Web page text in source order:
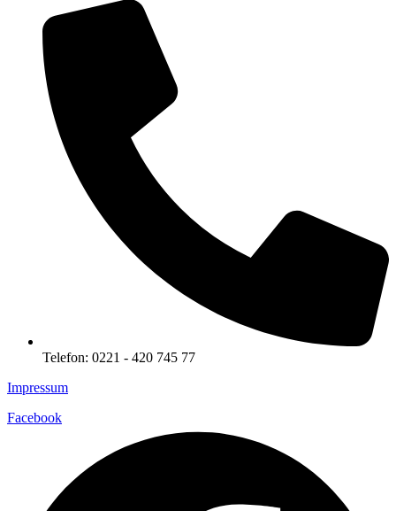
Telefon: 0221 - 420 745 77
Impressum
Facebook